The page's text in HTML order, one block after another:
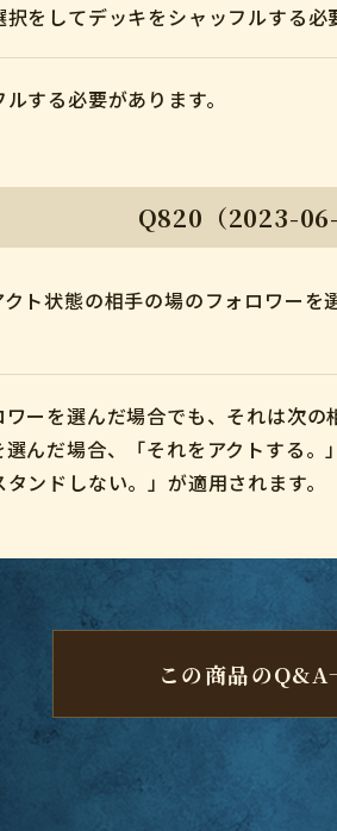
をしてデッキをシャッフルする必
する必要があります。
Q820（2023-06-
ト状態の相手の場のフォロワー
ーを選んだ場合でも、それは次の
んだ場合、「それをアクトする
ンドしない。」が適用されます。
この商品のQ&A